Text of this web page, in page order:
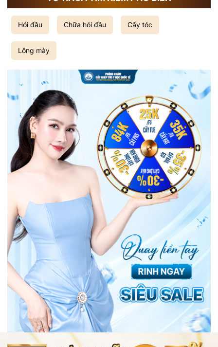
Hói đầu Chữa hói đầu Cấy tóc
Lông mày